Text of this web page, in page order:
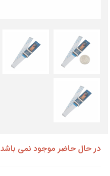
در حال حاضر موجود نمی باشد